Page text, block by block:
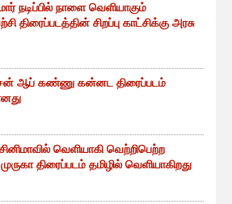
நடிப்பில் நாளை வெளியாகும்
திரைப்படத்தின் சிறப்பு காட்சிக்கு அரசு
சன் ஆப் கண்ணு கன்னட திரைப்படம்
வெளியாகி வெற்றிபெற்ற
திரைப்படம் தமிழில் வெளியாகிறது